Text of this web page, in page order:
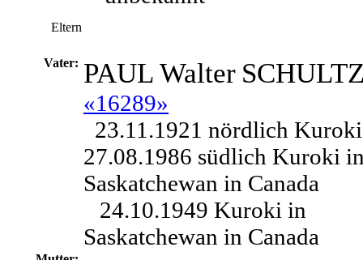
Eltern
Vater: PAUL Walter
«16289»
23.11.1921 nördlich
27.08.1986 südlich Kuroki
Saskatchewan in Canada
24.10.1949 Kuroki in
Saskatchewan in Canada